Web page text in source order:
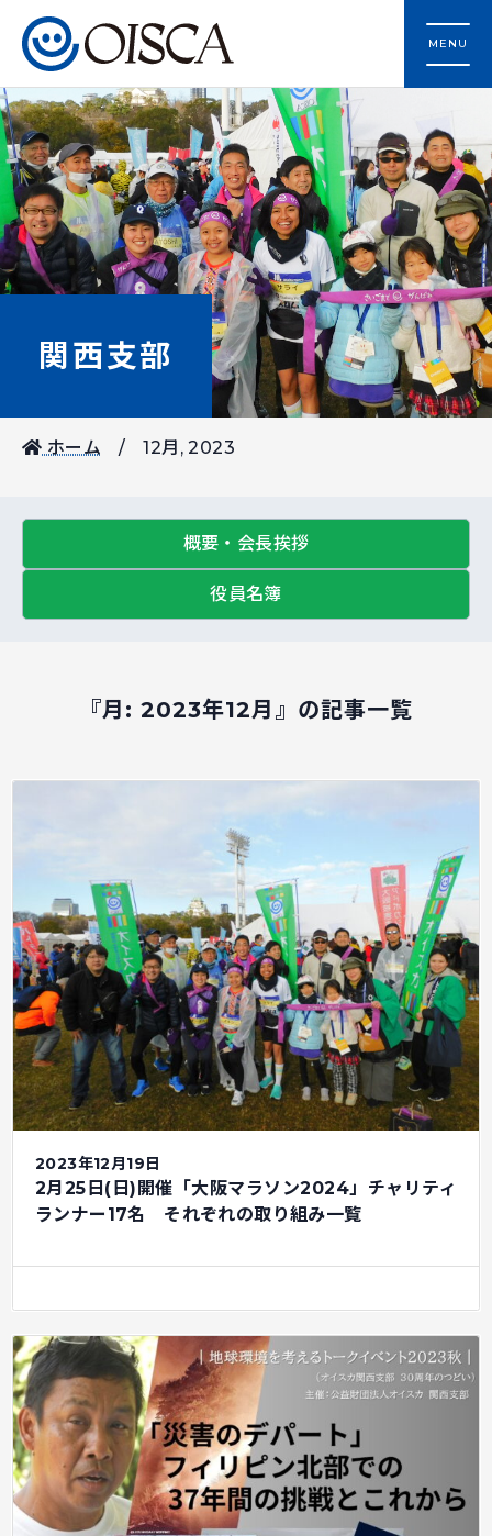
MENU
関西支部
ホーム 12月, 2023
概要・会長挨拶
役員名簿
『月: 2023年12月 』の記事一覧
2023年12月19日
2月25日(日)開催「大阪マラソン2024」チャリティ
ランナー17名 それぞれの取り組み一覧